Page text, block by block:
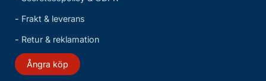
- Frakt & leverans
- Retur & reklamation
Ångra köp